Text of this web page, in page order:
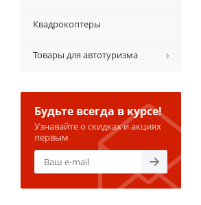
Квадрокоптеры
Товары для автотуризма
Будьте всегда в курсе!
Узнавайте о скидках и акциях
первым